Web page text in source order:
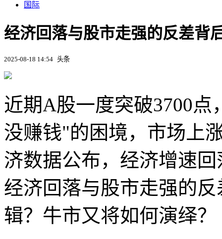
国际
经济回落与股市走强的反差背
2025-08-18 14:54 头条
近期A股一度突破3700
没赚钱"的困境，市场上
济数据公布，经济增速
经济回落与股市走强的
辑？牛市又将如何演绎？